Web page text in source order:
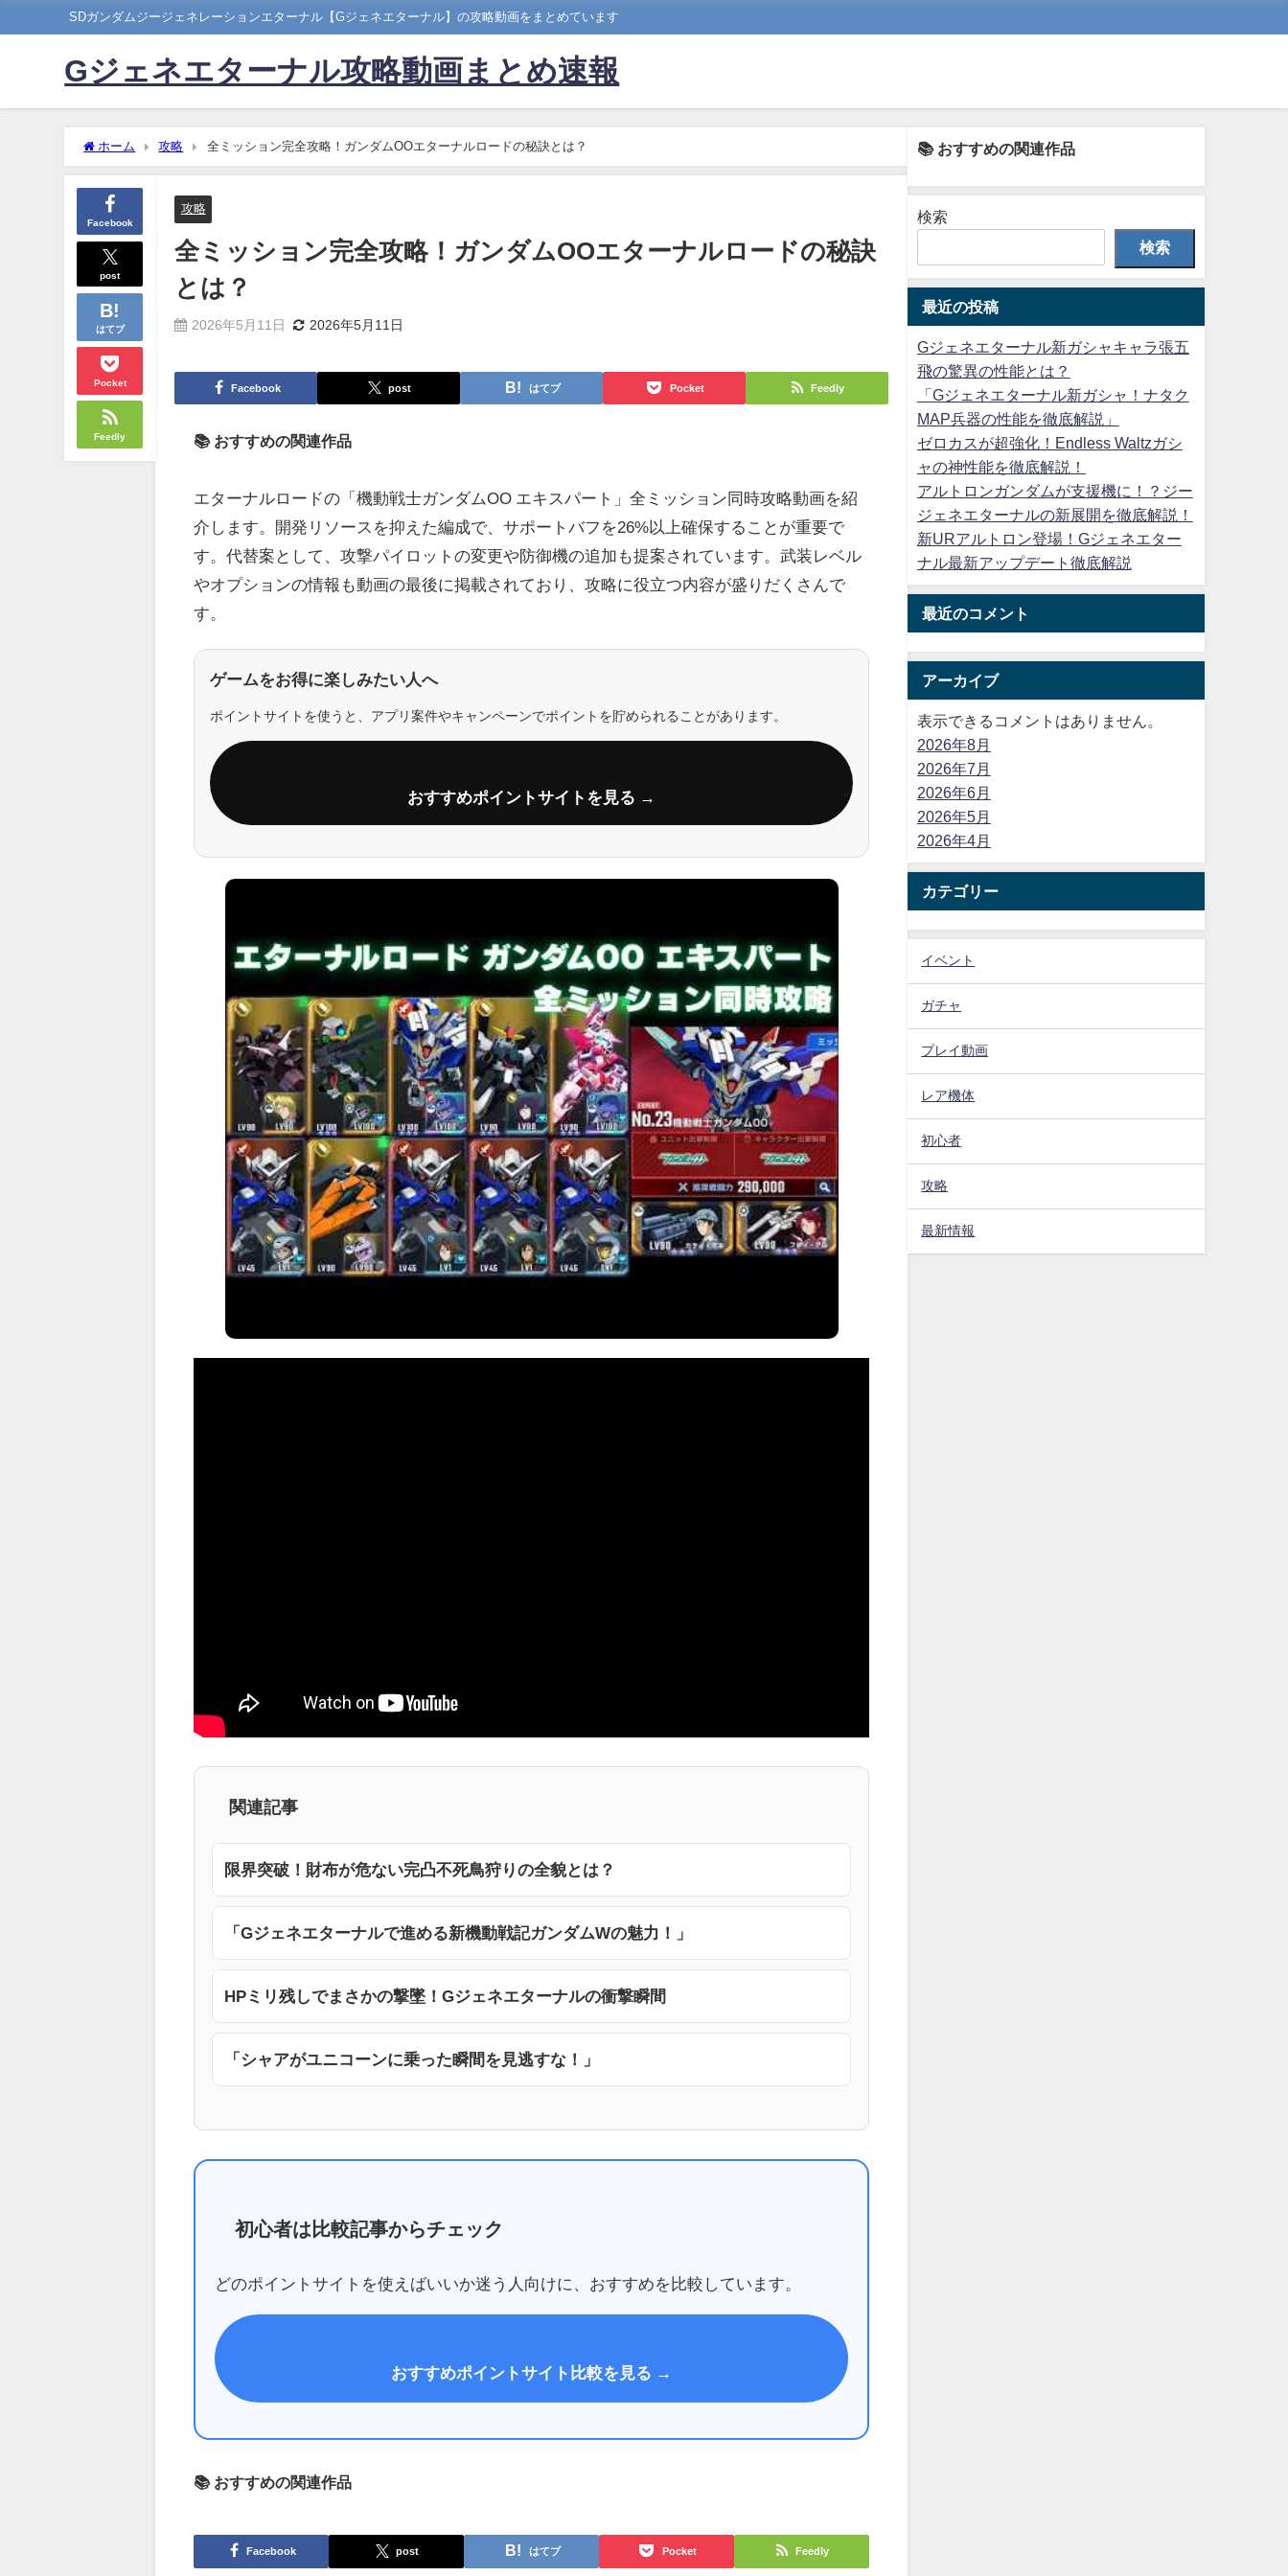
SDガンダムジージェネレーションエターナル【Gジェネエターナル】の攻略動画をまとめています
Gジェネエターナル攻略動画まとめ速報
ホーム 攻略 全ミッション完全攻略！ガンダムOOエターナルロードの秘訣とは？
Facebook
post
はてブ
Pocket
Feedly
攻略
全ミッション完全攻略！ガンダムOOエターナルロードの秘訣
とは？
2026年5月11日 2026年5月11日
Facebook post はてブ Pocket Feedly
📚 おすすめの関連作品
エターナルロードの「機動戦士ガンダムOO エキスパート」全ミッション同時攻略動画を紹
介します。開発リソースを抑えた編成で、サポートバフを26%以上確保することが重要で
す。代替案として、攻撃パイロットの変更や防御機の追加も提案されています。武装レベル
やオプションの情報も動画の最後に掲載されており、攻略に役立つ内容が盛りだくさんで
す。
ゲームをお得に楽しみたい人へ
ポイントサイトを使うと、アプリ案件やキャンペーンでポイントを貯められることがあります。
おすすめポイントサイトを見る →
関連記事
限界突破！財布が危ない完凸不死鳥狩りの全貌とは？
「Gジェネエターナルで進める新機動戦記ガンダムWの魅力！」
HPミリ残しでまさかの撃墜！Gジェネエターナルの衝撃瞬間
「シャアがユニコーンに乗った瞬間を見逃すな！」
初心者は比較記事からチェック
どのポイントサイトを使えばいいか迷う人向けに、おすすめを比較しています。
おすすめポイントサイト比較を見る →
📚 おすすめの関連作品
Facebook post はてブ Pocket Feedly
📚 おすすめの関連作品
検索
検索
最近の投稿
Gジェネエターナル新ガシャキャラ張五
飛の驚異の性能とは？
「Gジェネエターナル新ガシャ！ナタク
MAP兵器の性能を徹底解説」
ゼロカスが超強化！Endless Waltzガシ
ャの神性能を徹底解説！
アルトロンガンダムが支援機に！？ジー
ジェネエターナルの新展開を徹底解説！
新URアルトロン登場！Gジェネエター
ナル最新アップデート徹底解説
最近のコメント
アーカイブ
表示できるコメントはありません。
2026年8月
2026年7月
2026年6月
2026年5月
2026年4月
カテゴリー
イベント
ガチャ
プレイ動画
レア機体
初心者
攻略
最新情報